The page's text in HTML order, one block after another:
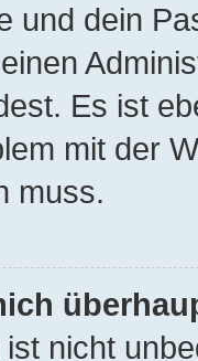
und dein
Es ist
mit der
muss.
nicht